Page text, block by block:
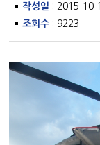
작성일 : 2015-10-
조회수: 9223